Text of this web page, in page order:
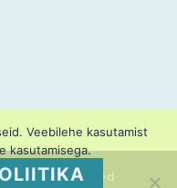
Veebilehe kasutamist
kasutamisega.